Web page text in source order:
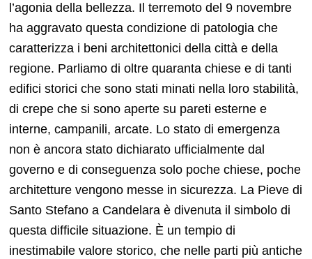
l’agonia della bellezza. Il terremoto del 9 novembre
ha aggravato questa condizione di patologia che
caratterizza i beni architettonici della città e della
regione. Parliamo di oltre quaranta chiese e di tanti
edifici storici che sono stati minati nella loro stabilità,
di crepe che si sono aperte su pareti esterne e
interne, campanili, arcate. Lo stato di emergenza
non è ancora stato dichiarato ufficialmente dal
governo e di conseguenza solo poche chiese, poche
architetture vengono messe in sicurezza. La Pieve di
Santo Stefano a Candelara è divenuta il simbolo di
questa difficile situazione. È un tempio di
inestimabile valore storico, che nelle parti più antiche